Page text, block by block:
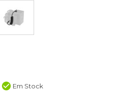
Em Stock